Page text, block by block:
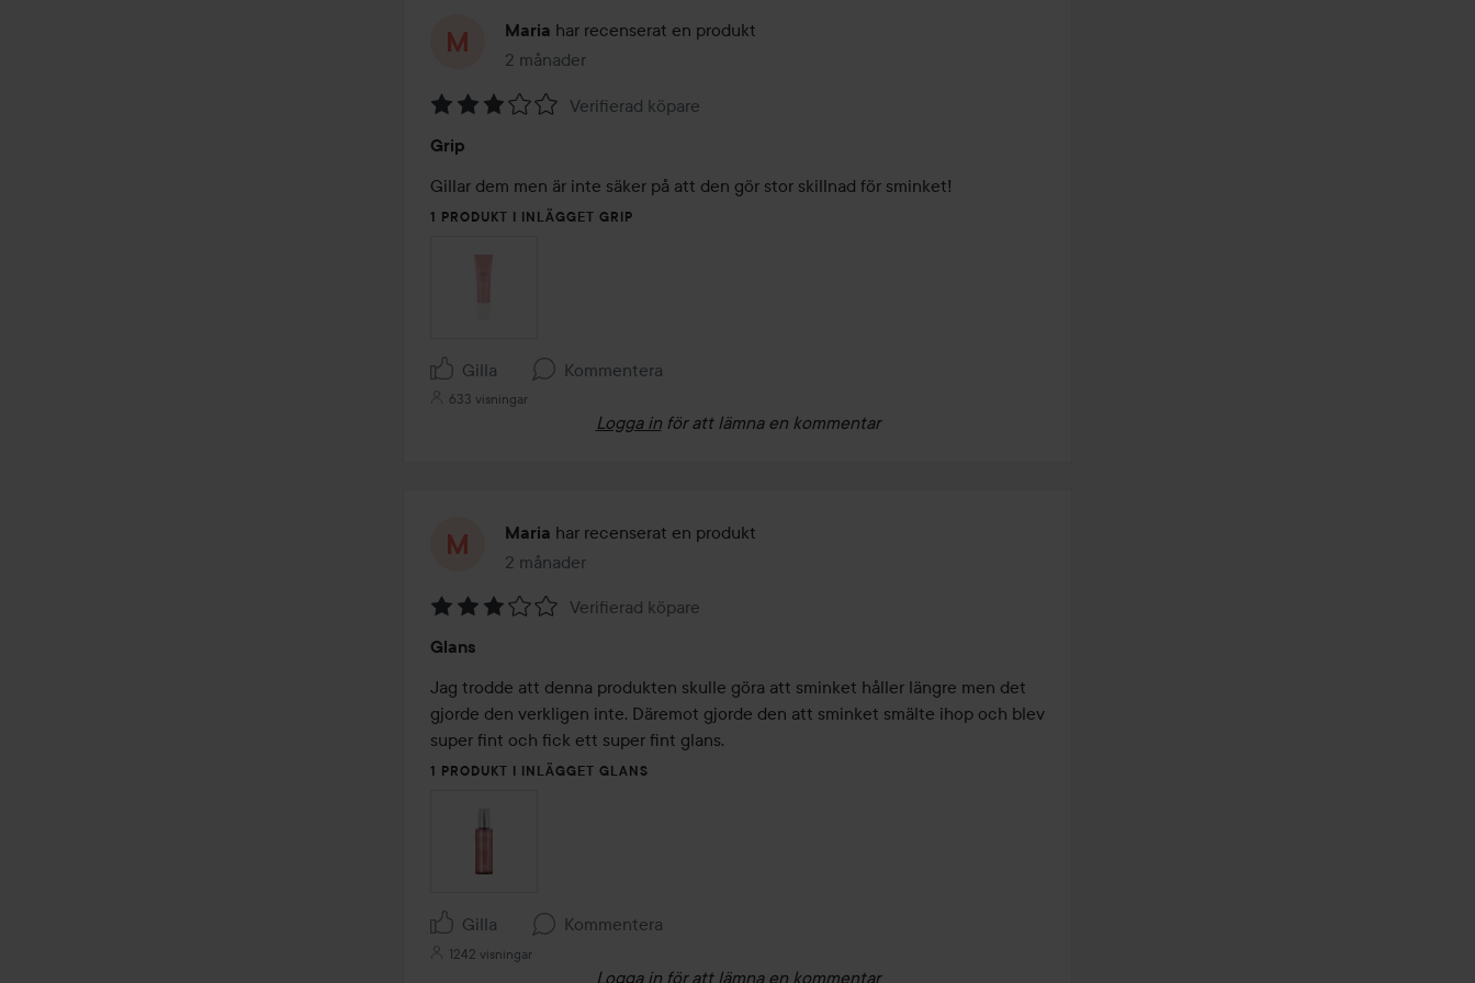
Maria har recenserat en produkt
2 månader
Inlägget skapades 2 månader
3
av
5
Verifierad köpare
Grip
Gillar dem men är inte säker på att den gör stor skillnad för sminket!
1 PRODUKT I INLÄGGET GRIP
Gilla Kommentera
633 visningar
Logga in för att lämna en kommentar
Maria har recenserat en produkt
2 månader
Inlägget skapades 2 månader
3
av
5
Verifierad köpare
Glans
Jag trodde att denna produkten skulle göra att sminket håller längre men det
gjorde den verkligen inte. Däremot gjorde den att sminket smälte ihop och blev
super fint och fick ett super fint glans.
1 PRODUKT I INLÄGGET GLANS
Gilla Kommentera
1242 visningar
Logga in för att lämna en kommentar